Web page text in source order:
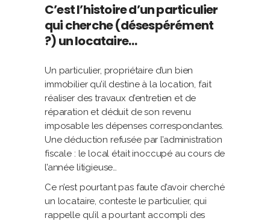
C’est l’histoire d’un particulier
qui cherche (désespérément
?) un locataire…
Un particulier, propriétaire d’un bien
immobilier qu’il destine à la location, fait
réaliser des travaux d’entretien et de
réparation et déduit de son revenu
imposable les dépenses correspondantes.
Une déduction refusée par l’administration
fiscale : le local était inoccupé au cours de
l’année litigieuse…
Ce n’est pourtant pas faute d’avoir cherché
un locataire, conteste le particulier, qui
rappelle qu’il a pourtant accompli des